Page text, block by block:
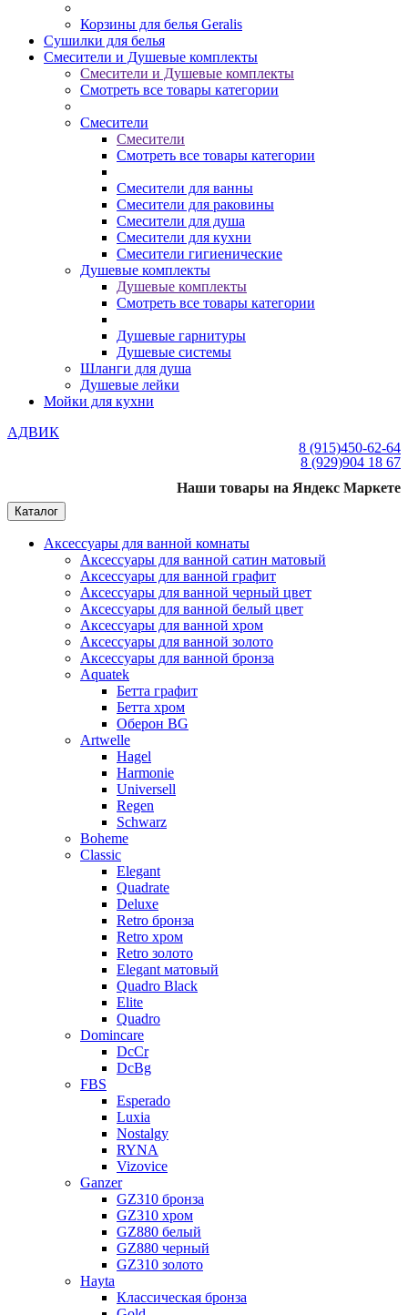
Корзины для белья Geralis
Сушилки для белья
Смесители и Душевые комплекты
Смесители и Душевые комплекты
Смотреть все товары категории
Смесители
Смесители
Смотреть все товары категории
Смесители для ванны
Смесители для раковины
Смесители для душа
Смесители для кухни
Смесители гигиенические
Душевые комплекты
Душевые комплекты
Смотреть все товары категории
Душевые гарнитуры
Душевые системы
Шланги для душа
Душевые лейки
Мойки для кухни
АДВИК
8 (915)450-62-64
8 (929)904 18 67
Наши товары на Яндекс Маркете
Каталог
Аксессуары для ванной комнаты
Аксессуары для ванной сатин матовый
Аксессуары для ванной графит
Аксессуары для ванной черный цвет
Аксессуары для ванной белый цвет
Аксессуары для ванной хром
Аксессуары для ванной золото
Аксессуары для ванной бронза
Aquatek
Бетта графит
Бетта хром
Оберон BG
Artwelle
Hagel
Harmonie
Universell
Regen
Schwarz
Boheme
Classic
Elegant
Quadrate
Deluxe
Retro бронза
Retro хром
Retro золото
Elegant матовый
Quadro Black
Elite
Quadro
Domincare
DcCr
DcBg
FBS
Esperado
Luxia
Nostalgy
RYNA
Vizovice
Ganzer
GZ310 бронза
GZ310 хром
GZ880 белый
GZ880 черный
GZ310 золото
Hayta
Классическая бронза